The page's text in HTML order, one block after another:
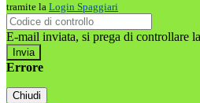
tramite la Login Spaggiari
E-mail inviata, si prega di controllare
Errore
Chiudi